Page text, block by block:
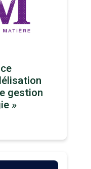
gestion
»